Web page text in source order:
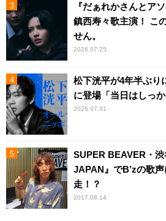
『だぁれかさんとア
鎮西寿々歌主演！ こ
せん。
2026.07.25
松下洸平が4年半ぶり
に登場「当日はしっ
2026.07.31
SUPER BEAVER・
JAPAN』でB’zの歌
走！？
2017.08.14